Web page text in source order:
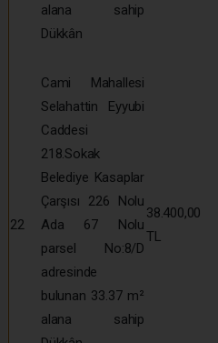
alana sahip
Dükkân
22
Cami Mahallesi
Selahattin Eyyubi
Caddesi
218.Sokak
Belediye Kasaplar
Çarşısı 226 Nolu
Ada 67 Nolu
parsel No:8/D
adresinde
bulunan 33.37 m²
alana sahip
38.400,00
TL